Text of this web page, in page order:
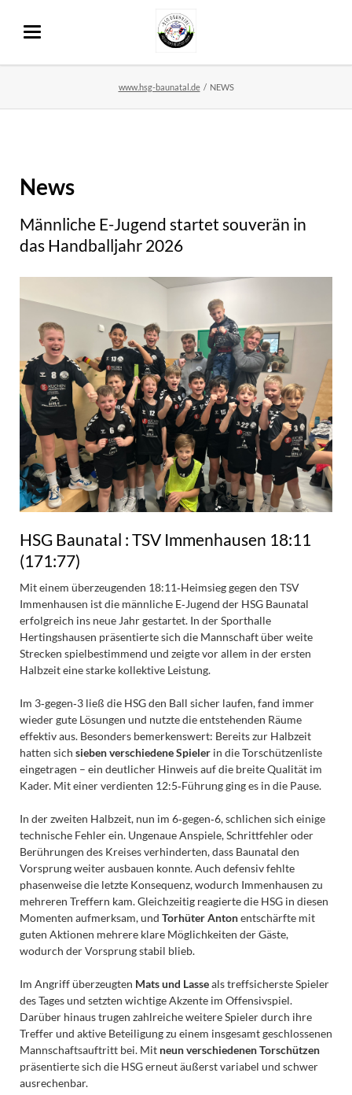
www.hsg-baunatal.de NEWS
News
Männliche E-Jugend startet souverän in
das Handballjahr 2026
HSG Baunatal : TSV Immenhausen 18:11
(171:77)
Mit einem überzeugenden 18:11‑Heimsieg gegen den TSV
Immenhausen ist die männliche E‑Jugend der HSG Baunatal
erfolgreich ins neue Jahr gestartet. In der Sporthalle
Hertingshausen präsentierte sich die Mannschaft über weite
Strecken spielbestimmend und zeigte vor allem in der ersten
Halbzeit eine starke kollektive Leistung.
Im 3‑gegen‑3 ließ die HSG den Ball sicher laufen, fand immer
wieder gute Lösungen und nutzte die entstehenden Räume
effektiv aus. Besonders bemerkenswert: Bereits zur Halbzeit
hatten sich sieben verschiedene Spielerin die Torschützenliste
eingetragen – ein deutlicher Hinweis auf die breite Qualität im
Kader. Mit einer verdienten 12:5‑Führung ging es in die Pause.
In der zweiten Halbzeit, nun im 6‑gegen‑6, schlichen sich einige
technische Fehler ein. Ungenaue Anspiele, Schrittfehler oder
Berührungen des Kreises verhinderten, dass Baunatal den
Vorsprung weiter ausbauen konnte. Auch defensiv fehlte
phasenweise die letzte Konsequenz, wodurch Immenhausen zu
mehreren Treffern kam. Gleichzeitig reagierte die HSG in diesen
Momenten aufmerksam, und Torhüter Antonentschärfte mit
guten Aktionen mehrere klare Möglichkeiten der Gäste,
wodurch der Vorsprung stabil blieb.
Im Angriff überzeugten Mats und Lasseals treffsicherste Spieler
des Tages und setzten wichtige Akzente im Offensivspiel.
Darüber hinaus trugen zahlreiche weitere Spieler durch ihre
Treffer und aktive Beteiligung zu einem insgesamt geschlossenen
Mannschaftsauftritt bei. Mit neun verschiedenen Torschützen
präsentierte sich die HSG erneut äußerst variabel und schwer
ausrechenbar.